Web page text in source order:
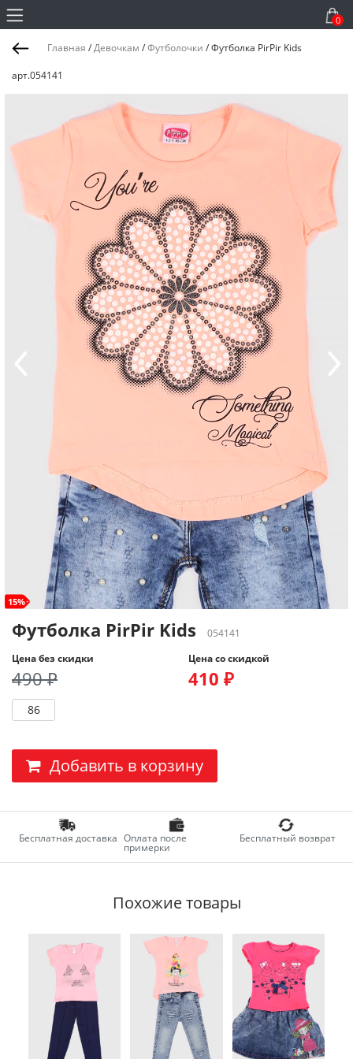
0
Главная /Девочкам /Футболочки /Футболка PirPir Kids
арт.054141
15%
Футболка PirPir Kids
054141
Цена без скидки
490 ₽
Цена со скидкой
410 ₽
86
Добавить в корзину
Бесплатная доставка Оплата после
примерки
Бесплатный возврат
Похожие товары